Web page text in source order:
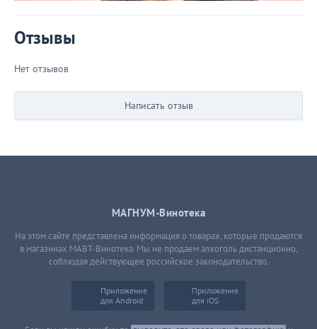
Отзывы
Нет отзывов
Написать отзыв
МАГНУМ-Винотека
На этом сайте представлена информация о товарах, которые продаются
в магазинах МАВТ-Винотека. Мы не продаем алкоголь дистанционно,
соблюдая действующее российское законодательство.
Приложение
для Android
Приложение
для iOS